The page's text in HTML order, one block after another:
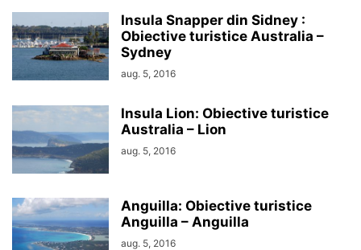
Insula Snapper din Sidney :
Obiective turistice Australia –
Sydney
aug. 5, 2016
Insula Lion: Obiective turistice
Australia – Lion
aug. 5, 2016
Anguilla: Obiective turistice
Anguilla – Anguilla
aug. 5, 2016